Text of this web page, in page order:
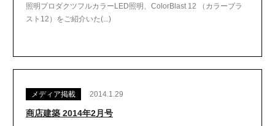
照明プロダクツフルカラーLED照明、ColorBlast 12 （カラーブラ
スト12）をご紹介いた(...)
メディア掲載 2014.1.29
商店建築 2014年2月号